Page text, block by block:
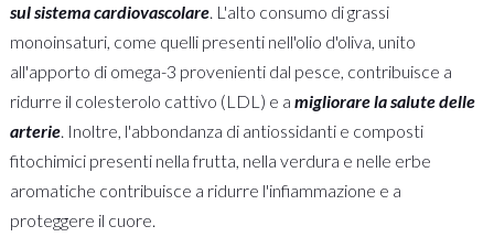
sul sistema cardiovascolare. L'alto consumo di grassi
monoinsaturi, come quelli presenti nell'olio d'oliva, unito
all'apporto di omega-3 provenienti dal pesce, contribuisce a
ridurre il colesterolo cattivo (LDL) e a migliorare la salute delle
arterie. Inoltre, l'abbondanza di antiossidanti e composti
fitochimici presenti nella frutta, nella verdura e nelle erbe
aromatiche contribuisce a ridurre l'infiammazione e a
proteggere il cuore.